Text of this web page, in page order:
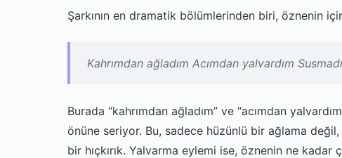
Şarkının en dramatik bölümlerinden biri, öznenin
Kahrımdan ağladım Acımdan yalvardım
Burada “kahrımdan ağladım” ve “acımdan
önüne seriyor. Bu, sadece hüzünlü bir ağlama
bir hıçkırık. Yalvarma eylemi ise, öznenin ne